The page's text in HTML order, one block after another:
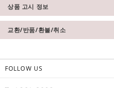
상품 고시 정보
교환/반품/환불/취소
FOLLOW US